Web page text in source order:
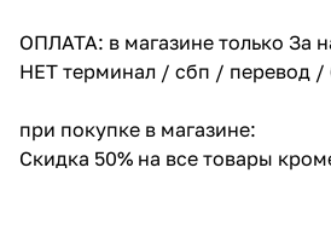
ОПЛАТА: в магазине только За
НЕТ терминал / сбп / перевод /
при покупке в магазине:
Скидка 50% на все товары